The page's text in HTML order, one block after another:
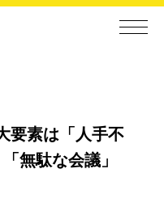
要素は「人手不
無駄な会議」